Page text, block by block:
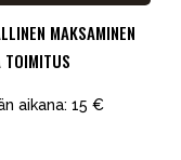
MAKSAMINEN
TOIMITUS
aikana: 15 €